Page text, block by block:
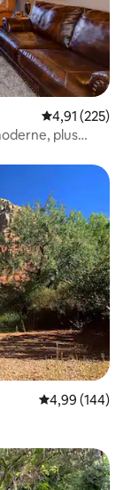
Note
4,91 (225)
plus
Note
4,99 (144)